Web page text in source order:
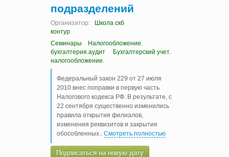
подразделений
Организатор:
Школа скб
контур
Семинары
Налогообложение.
бухгалтерия.аудит
Бухгалтерский учет.
налогообложение.
Федеральный закон 229 от 27 июля
2010 внес поправки в первую часть
Налогового кодекса РФ. В результате, с
22 сентября существенно изменились
правила открытия филиалов,
изменения реквизитов и закрытия
обособленных.. Смотреть полностью
Подписаться на новую дату